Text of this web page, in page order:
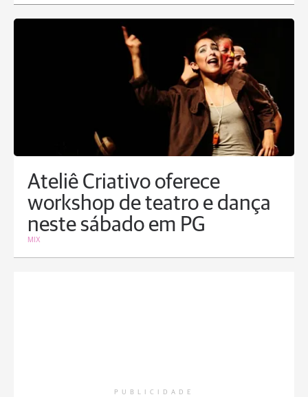
Ateliê Criativo oferece
workshop de teatro e dança
neste sábado em PG
MIX
PUBLICIDADE